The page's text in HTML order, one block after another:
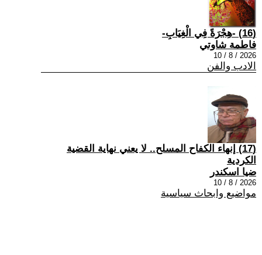
(16) -هِجْرَةً فِي الْغِيَابِ-
فاطمة شاوتي
2026 / 8 / 10
الادب والفن
(17) إنهاء الكفاح المسلح.. لا يعني نهاية القضية
الكردية
ضيا اسكندر
2026 / 8 / 10
مواضيع وابحاث سياسية